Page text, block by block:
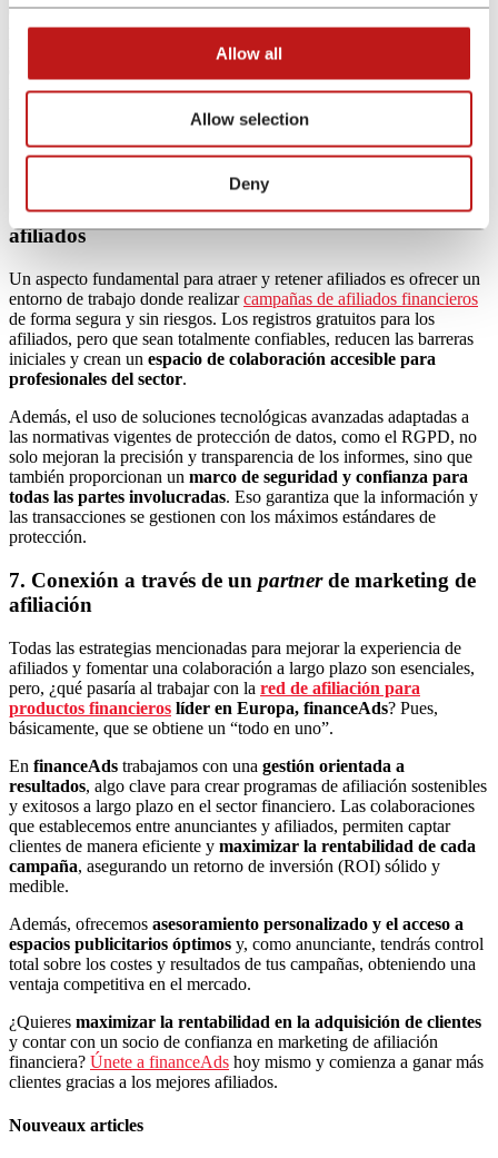
Allow all
Allow selection
Deny
estrategia eficaz para fomentar la lealtad y el compromiso a largo
plazo. Las empresas financieras pueden implementar programas de
bonificaciones por el cumplimiento de
programas refuerzan la motivación y consolidan las relaciones,
promoviendo un rendimiento sostenido.
6. Campañas seguras, sin costes ni riesgos para los
afiliados
Un aspecto fundamental para atraer y retener afiliados es ofrecer un
entorno de trabajo donde realizarcampañas de afiliados financieros
de forma segura y sin riesgos. Los registros gratuitos para los
afiliados, pero que sean totalmente confiables, reducen las barreras
iniciales y crean un espacio de colaboración accesible para
profesionales del sector.
Además, el uso de soluciones tecnológicas avanzadas adaptadas a
las normativas vigentes de protección de datos, como el RGPD, no
solo mejoran la precisión y transparencia de los informes, sino que
también proporcionan un marco de seguridad y confianza para
todas las partes involucradas. Eso garantiza que la información y
las transacciones se gestionen con los máximos estándares de
protección.
7. Conexión a través de un partnerde marketing de
afiliación
Todas las estrategias mencionadas para mejorar la experiencia de
afiliados y fomentar una colaboración a largo plazo son esenciales,
pero, ¿qué pasaría al trabajar con la red de afiliación para
productos financieros líder en Europa, financeAds? Pues,
básicamente, que se obtiene un “todo en uno”.
En financeAds trabajamos con una gestión orientada a
resultados, algo clave para crear programas de afiliación sostenibles
y exitosos a largo plazo en el sector financiero. Las colaboraciones
que establecemos entre anunciantes y afiliados, permiten captar
clientes de manera eficiente y maximizar la rentabilidad de cada
campaña, asegurando un retorno de inversión (ROI) sólido y
medible.
Además, ofrecemos asesoramiento personalizado y el acceso a
espacios publicitarios óptimos y, como anunciante, tendrás control
total sobre los costes y resultados de tus campañas, obteniendo una
ventaja competitiva en el mercado.
¿Quieres maximizar la rentabilidad en la adquisición de clientes
y contar con un socio de confianza en marketing de afiliación
financiera? Únete a financeAds hoy mismo y comienza a ganar más
clientes gracias a los mejores afiliados.
Nouveaux articles